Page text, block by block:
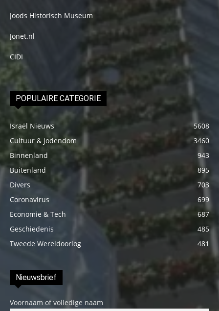
Joods Historisch Museum
Jonet.nl
CIDI
POPULAIRE CATEGORIE
Israël Nieuws
5608
Cultuur & Jodendom
3460
Binnenland
943
Buitenland
895
Divers
703
Coronavirus
699
Economie & Tech
687
Geschiedenis
485
Tweede Wereldoorlog
481
Nieuwsbrief
Voornaam of volledige naam